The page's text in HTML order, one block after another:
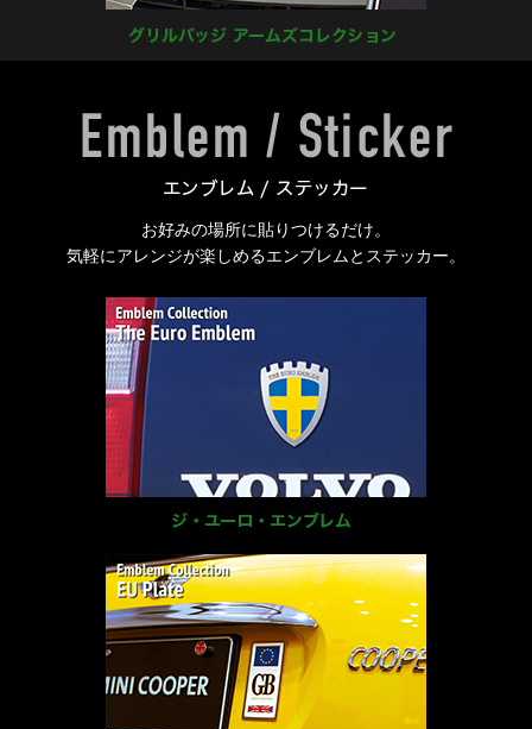
お好みの場所に貼りつけるだけ。
気軽にアレンジが楽しめるエンブレムとステッカー。